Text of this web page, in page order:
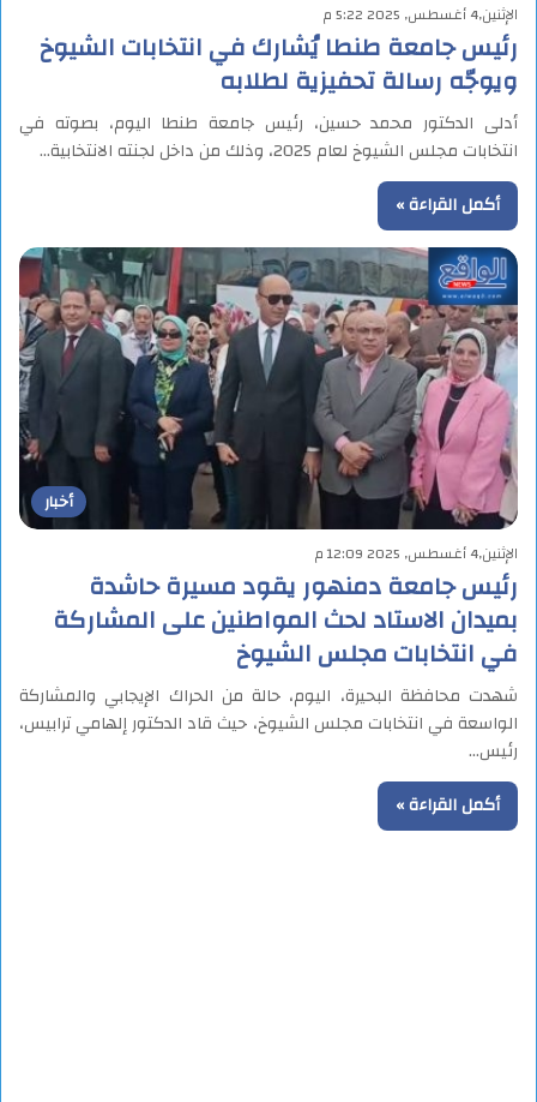
الإثنين,4 أغسطس, 2025 5:22 م
رئيس جامعة طنطا يُشارك في انتخابات الشيوخ
ويوجّه رسالة تحفيزية لطلابه
أدلى الدكتور محمد حسين، رئيس جامعة طنطا اليوم، بصوته في
انتخابات مجلس الشيوخ لعام 2025، وذلك من داخل لجنته الانتخابية…
أكمل القراءة »
أخبار
الإثنين,4 أغسطس, 2025 12:09 م
رئيس جامعة دمنهور يقود مسيرة حاشدة
بميدان الاستاد لحث المواطنين على المشاركة
في انتخابات مجلس الشيوخ
شهدت محافظة البحيرة، اليوم، حالة من الحراك الإيجابي والمشاركة
الواسعة في انتخابات مجلس الشيوخ، حيث قاد الدكتور إلهامي ترابيس،
رئيس…
أكمل القراءة »